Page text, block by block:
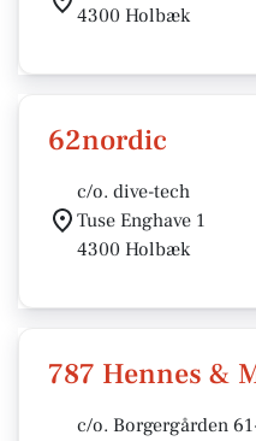
4300 Holbæk
62nordic
c/o. dive-tech
Tuse Enghave 1
4300 Holbæk
787 Hennes &
c/o. Borgergården